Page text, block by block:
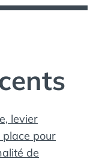
levier
pour
de